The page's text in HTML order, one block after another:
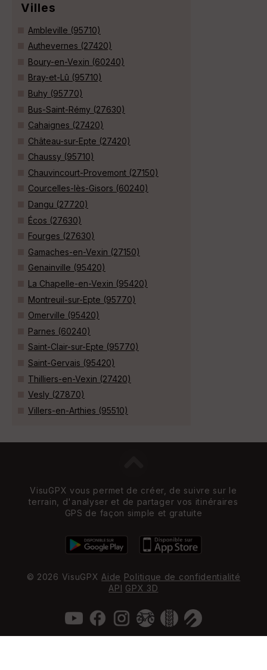
Villes
Ambleville (95710)
Authevernes (27420)
Boury-en-Vexin (60240)
Bray-et-Lû (95710)
Buhy (95770)
Bus-Saint-Rémy (27630)
Cahaignes (27420)
Château-sur-Epte (27420)
Chaussy (95710)
Chauvincourt-Provemont (27150)
Courcelles-lès-Gisors (60240)
Dangu (27720)
Écos (27630)
Fourges (27630)
Gamaches-en-Vexin (27150)
Genainville (95420)
La Chapelle-en-Vexin (95420)
Montreuil-sur-Epte (95770)
Omerville (95420)
Parnes (60240)
Saint-Clair-sur-Epte (95770)
Saint-Gervais (95420)
Thilliers-en-Vexin (27420)
Vesly (27870)
Villers-en-Arthies (95510)
VisuGPX vous permet de créer, de suivre sur le
terrain, d'analyser et de partager vos itinéraires
GPS de façon simple et gratuite
© 2026 VisuGPX Aide Politique de confidentialité
API GPX 3D